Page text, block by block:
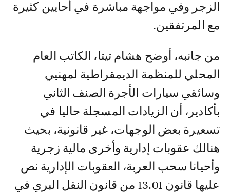
الزجر وفي مواجهة مباشرة في أحايين كثيرة
مع المرتفقين.
من جانبه، أوضح هشام تيتا، الكاتب العام
المحلي للمنظمة الديمقراطية لمهنيي
وسائقي سيارات الأجرة الصنف الثاني
بأكادير، أن الزيادات المسجلة حاليا في
تسعيرة بعض الوجهات، غير قانونية، بحيث
هنالك عقوبات إدارية وأخرى مالية زجرية
وأحيانا سحب العربة، العقوبات الإدارية نص
عليها قانون 13.01 من قانون النقل البري في